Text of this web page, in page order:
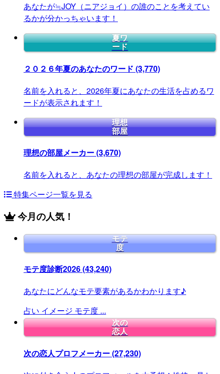
あなたが≒JOY（ニアジョイ）の誰のことを考えてい
るかが分かっちゃいます！
夏ワ
ード
２０２６年夏のあなたのワード (3,770)
名前を入れると、2026年夏にあなたの生活を占めるワ
ードが表示されます！
理想
部屋
理想の部屋メーカー(3,670)
名前を入れると、あなたの理想の部屋が完成します！
特集ページ一覧を見る
今月の人気！
モテ
度
モテ度診断2026(43,240)
あなたにどんなモテ要素があるかわかります♪
占い イメージ モテ度 ...
次の
恋人
次の恋人プロフメーカー(27,230)